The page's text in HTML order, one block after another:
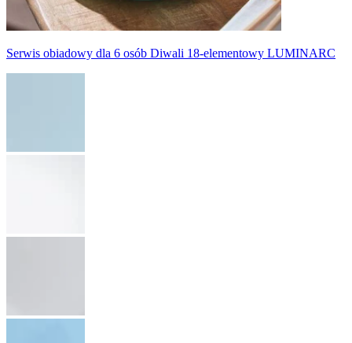
Serwis obiadowy dla 6 osób Diwali 18-elementowy LUMINARC